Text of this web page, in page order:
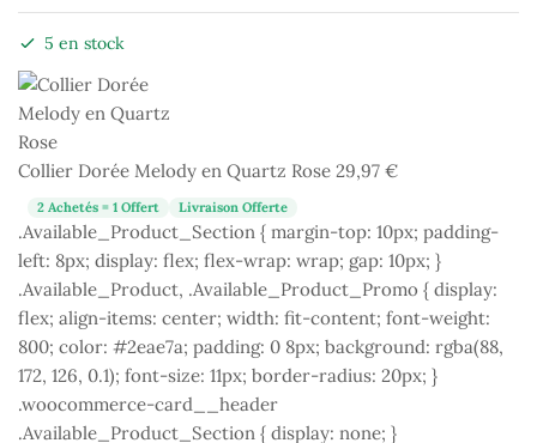
5 en stock
Collier Dorée Melody en Quartz Rose 29,97 €
2 Achetés = 1 Offert Livraison Offerte
.Available_Product_Section { margin-top: 10px; padding-
left: 8px; display: flex; flex-wrap: wrap; gap: 10px; }
.Available_Product, .Available_Product_Promo { display:
flex; align-items: center; width: fit-content; font-weight:
800; color: #2eae7a; padding: 0 8px; background: rgba(88,
172, 126, 0.1); font-size: 11px; border-radius: 20px; }
.woocommerce-card__header
.Available_Product_Section { display: none; }